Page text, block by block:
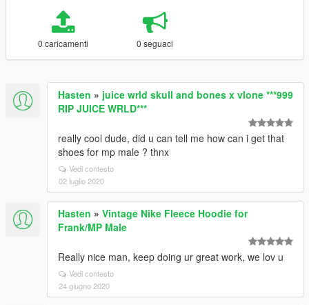
0 caricamenti 0 seguaci
Hasten » juice wrld skull and bones x vlone ***999
RIP JUICE WRLD***
really cool dude, did u can tell me how can i get that
shoes for mp male ? thnx
Vedi contesto
02 luglio 2020
Hasten » Vintage Nike Fleece Hoodie for
Frank/MP Male
Really nice man, keep doing ur great work, we lov u
Vedi contesto
24 giugno 2020